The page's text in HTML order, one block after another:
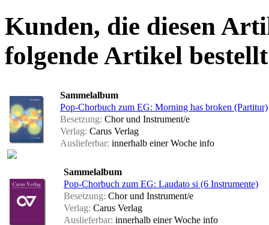
Kunden, die diesen
folgende Artikel
Sammelalbum
Pop-Chorbuch zum EG: Morning has broken (Partitur)
Besetzung: Chor und Instrument/e
Verlag: Carus Verlag
Auslieferbar: innerhalb einer Woche info
Sammelalbum
Pop-Chorbuch zum EG: Laudato si (6 Instrumente)
Besetzung: Chor und Instrument/e
Verlag: Carus Verlag
Auslieferbar: innerhalb einer Woche info